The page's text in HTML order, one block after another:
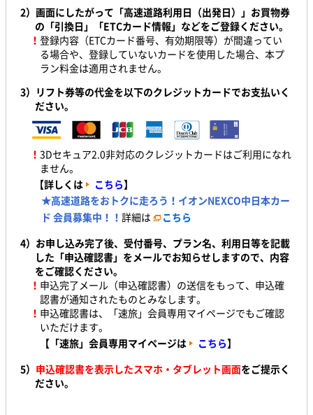
2）画面にしたがって「高速道路利用日（出発日）」お買物券
の「引換日 」「ETCカード情報」などをご登録ください。
！ 登録内容（ETCカード番号、有効期限等）が間違ってい
る場合や、登録していないカードを使用した場合、本プ
ラン料金は適用されません。
3）リフト券等の代金を以下のクレジットカードでお支払いく
ださい。
！ 3Dセキュア2.0非対応のクレジットカードはご利用になれ
ません。
【詳しくは
こちら】
★高速道路をおトクに走ろう！イオンNEXCO中日本カー
ド 会員募集中！！ 詳細は
こちら
4）お申し込み完了後、受付番号、プラン名、利用日等を記載
した「申込確認書」をメールでお知らせしますので、内容
をご確認ください。
！ 申込完了メール（申込確認書）の送信をもって、申込確
認書が通知されたものとみなします。
！ 申込確認書は、「速旅」会員専用マイページでもご確認
いただけます。
【「速旅」会員専用マイページは
こちら】
5） 申込確認書を表示したスマホ・タブレット画面をご提示く
ださい。